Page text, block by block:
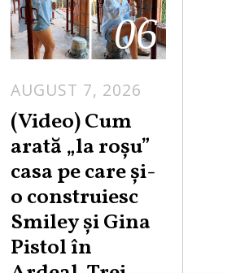
06
AUGUST 7, 2026
(Video) Cum
arată „la roşu”
casa pe care şi-
o construiesc
Smiley şi Gina
Pistol în